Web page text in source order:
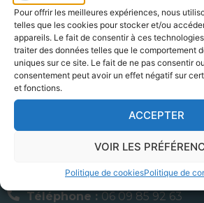
Pour offrir les meilleures expériences, nous
telles que les cookies pour stocker et/ou
appareils. Le fait de consentir à ces
traiter des données telles que le comportement
uniques sur ce site. Le fait de ne pas consentir
consentement peut avoir un effet négatif sur
et fonctions.
ACCEPTER
VOIR LES
Politique de cookiesPolitique de
26 novembre 2025 Aucun commentaire
Contact
Téléphone : 06 09 85 92 63